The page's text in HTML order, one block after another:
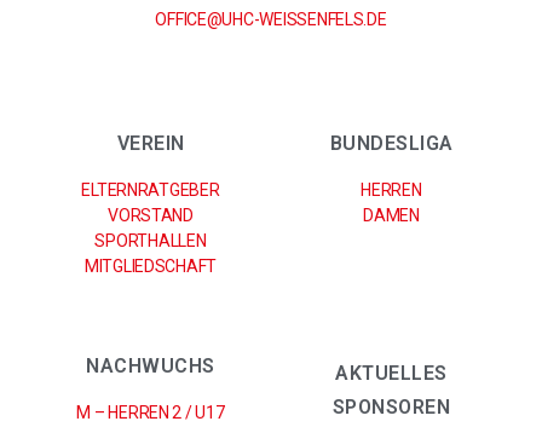
OFFICE@UHC-WEISSENFELS.DE
VEREIN
ELTERNRATGEBER
VORSTAND
SPORTHALLEN
MITGLIEDSCHAFT
BUNDESLIGA
HERREN
DAMEN
NACHWUCHS
M – HERREN 2 / U17
AKTUELLES
SPONSOREN